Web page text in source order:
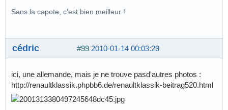
Sans la capote, c'est bien meilleur !
#99 2010-01-14 00:03:29
cédric
ici, une allemande, mais je ne trouve pasd'autres photos :
http://renaultklassik.phpbb6.de/renaultklassik-beitrag520.html